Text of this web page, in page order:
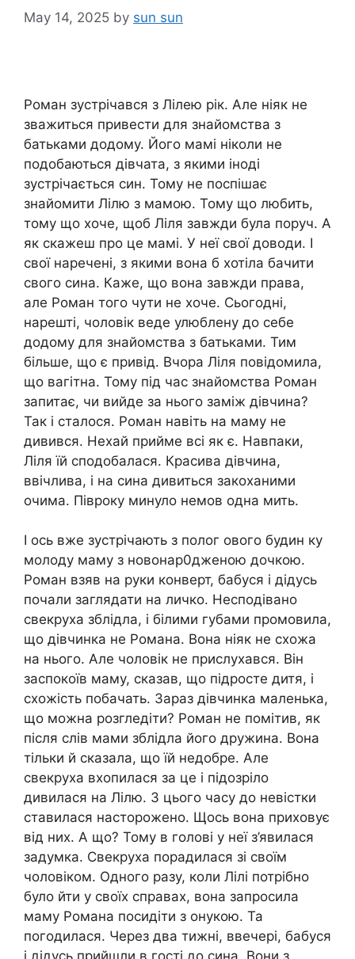
May 14, 2025 by sun sun
Роман зустрічався з Лілею рік. Але ніяк не
зважиться привести для знайомства з
батьками додому. Його мамі ніколи не
подобаються дівчата, з якими іноді
зустрічається син. Тому не поспішає
знайомити Лілю з мамою. Тому що любить,
тому що хоче, щоб Ліля завжди була поруч. А
як скажеш про це мамі. У неї свої доводи. І
свої наречені, з якими вона б хотіла бачити
свого сина. Каже, що вона завжди права,
але Роман того чути не хоче. Сьогодні,
нарешті, чоловік веде улюблену до себе
додому для знайомства з батьками. Тим
більше, що є привід. Вчора Ліля повідомила,
що вагітна. Тому під час знайомства Роман
запитає, чи вийде за нього заміж дівчина?
Так і сталося. Роман навіть на маму не
дивився. Нехай прийме всі як є. Навпаки,
Ліля їй сподобалася. Красива дівчина,
ввічлива, і на сина дивиться закоханими
очима. Півроку минуло немов одна мить.
І ось вже зустрічають з полог ового будин ку
молоду маму з новонар0дженою дочкою.
Роман взяв на руки конверт, бабуся і дідусь
почали заглядати на личко. Несподівано
свекруха зблідла, і білими губами промовила,
що дівчинка не Романа. Вона ніяк не схожа
на нього. Але чоловік не прислухався. Він
заспокоїв маму, сказав, що підросте дитя, і
схожість побачать. Зараз дівчинка маленька,
що можна розгледіти? Роман не помітив, як
після слів мами зблідла його дружина. Вона
тільки й сказала, що їй недобре. Але
свекруха вхопилася за це і підозріло
дивилася на Лілю. З цього часу до невістки
ставилася насторожено. Щось вона приховує
від них. А що? Тому в голові у неї з’явилася
задумка. Свекруха порадилася зі своїм
чоловіком. Одного разу, коли Лілі потрібно
було йти у своїх справах, вона запросила
маму Романа посидіти з онукою. Та
погодилася. Через два тижні, ввечері, бабуся